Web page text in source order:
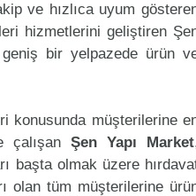
ve hızlıca uyum
hizmetlerini geliştiren
bir yelpazede ürün
konusunda müşterilerine
çalışan Şen Yapı Market
başta olmak üzere
olan tüm müşterilerine